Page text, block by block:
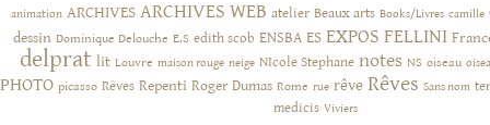
animation ARCHIVES ARCHIVES WEB atelier Beaux arts Books/Livres camille
dessin Dominique Delouche E.S edith scob ENSBA ES EXPOS FELLINI
delprat lit Louvre maison rouge neige NIcole Stephane notes NS oiseau
PHOTO picasso Rêves Repenti Roger Dumas Rome rue rêve Rêves Sans nom
medicis Viviers